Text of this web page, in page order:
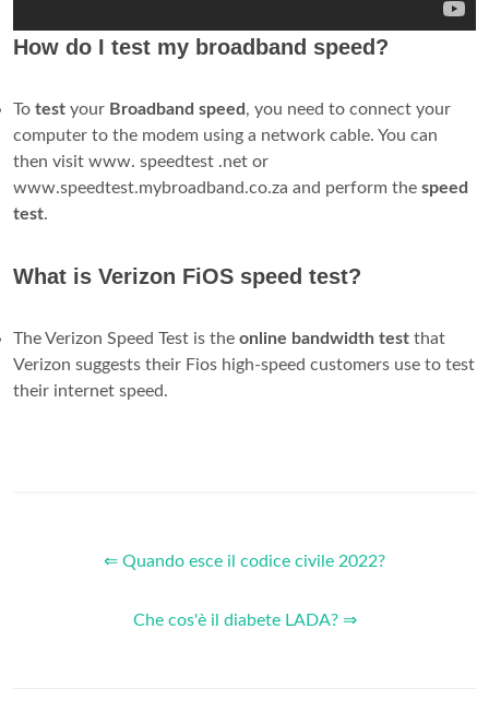
How do I test my broadband speed?
To test your Broadband speed , you need to connect your
computer to the modem using a network cable. You can
then visit www. speedtest .net or
www.speedtest.mybroadband.co.za and perform the speed
test.
What is Verizon FiOS speed test?
The Verizon Speed Test is the online bandwidth test that
Verizon suggests their Fios high-speed customers use to test
their internet speed.
⇐ Quando esce il codice civile 2022?
Che cos'è il diabete LADA? ⇒